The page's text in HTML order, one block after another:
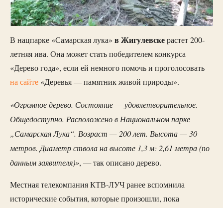
В нацпарке «Самарская лука» в Жигулевскерастет 200-
летняя ива. Она может стать победителем конкурса
«Дерево года», если ей немного помочь и проголосовать
на сайте «Деревья — памятник живой природы».
«Огромное дерево. Состояние — удовлетворительное.
Общедоступно. Расположено в Национальном парке
„Самарская Лука“. Возраст — 200 лет. Высота — 30
метров. Диаметр ствола на высоте 1,3 м: 2,61 метра (по
данным заявителя)», — так описано дерево.
Местная телекомпания КТВ-ЛУЧ ранее вспомнила
исторические события, которые произошли, пока